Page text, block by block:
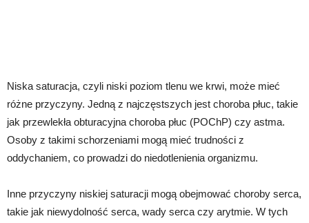
Niska saturacja, czyli niski poziom tlenu we krwi, może mieć
różne przyczyny. Jedną z najczęstszych jest choroba płuc, takie
jak przewlekła obturacyjna choroba płuc (POChP) czy astma.
Osoby z takimi schorzeniami mogą mieć trudności z
oddychaniem, co prowadzi do niedotlenienia organizmu.
Inne przyczyny niskiej saturacji mogą obejmować choroby serca,
takie jak niewydolność serca, wady serca czy arytmie. W tych